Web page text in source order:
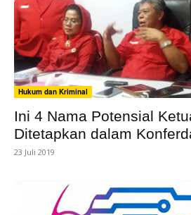
Hukum dan Kriminal
Ini 4 Nama Potensial
Ditetapkan dalam
23 Juli 2019